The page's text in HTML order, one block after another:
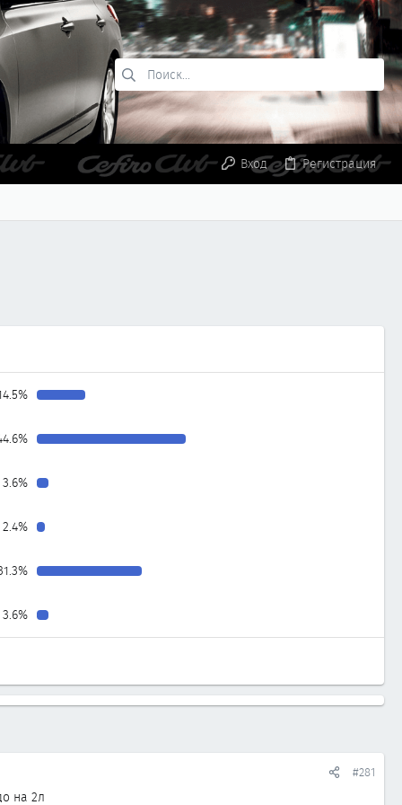
Вход Регистрация
3.6%
2.4%
3.6%
#281
на 2л